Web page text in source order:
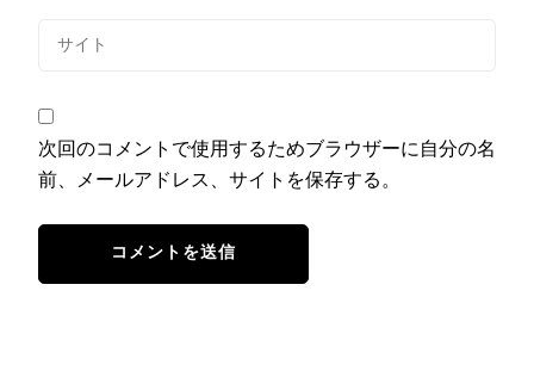
次回のコメントで使用するためブラウザーに自分の名
前、メールアドレス、サイトを保存する。